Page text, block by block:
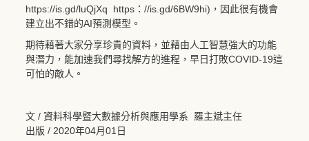
https://is.gd/luQjXq https：//is.gd/6BW9hi)，因此很有機會
建立出不錯的AI預測模型。
期待藉著大家分享珍貴的資料，並藉由人工智慧強大的功能
與潛力，能加速我們尋找解方的進程，早日打敗COVID-19這
可怕的敵人。
文 / 資料科學暨大數據分析與應用學系 羅主斌主任
出版 / 2020年04月01日